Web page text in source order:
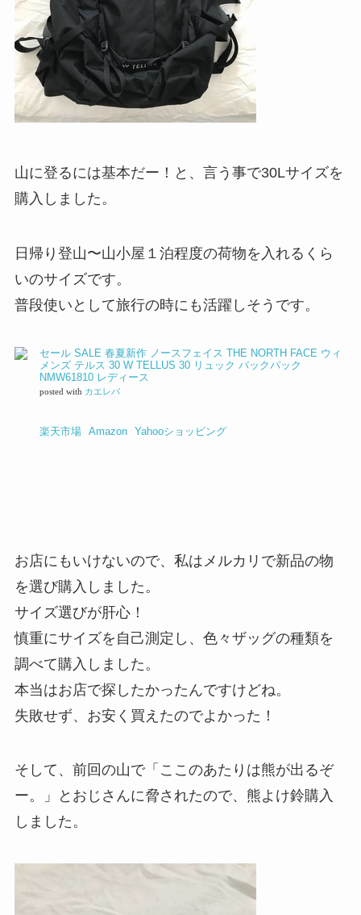
山に登るには基本だー！と、言う事で30Lサイズを
購入しました。
日帰り登山〜山小屋１泊程度の荷物を入れるくら
いのサイズです。
普段使いとして旅行の時にも活躍しそうです。
セール SALE 春夏新作 ノースフェイス THE NORTH FACE ウィ
メンズ テルス 30 W TELLUS 30 リュック バックパック
NMW61810 レディース
posted with カエレバ
楽天市場 Amazon Yahooショッピング
お店にもいけないので、私はメルカリで新品の物
を選び購入しました。
サイズ選びが肝心！
慎重にサイズを自己測定し、色々ザッグの種類を
調べて購入しました。
本当はお店で探したかったんですけどね。
失敗せず、お安く買えたのでよかった！
そして、前回の山で「ここのあたりは熊が出るぞ
ー。」とおじさんに脅されたので、熊よけ鈴購入
しました。